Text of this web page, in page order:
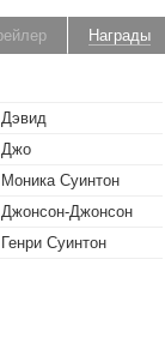
Награды
Дэвид
Джо
Моника Суинтон
Джонсон-Джонсон
Генри Суинтон